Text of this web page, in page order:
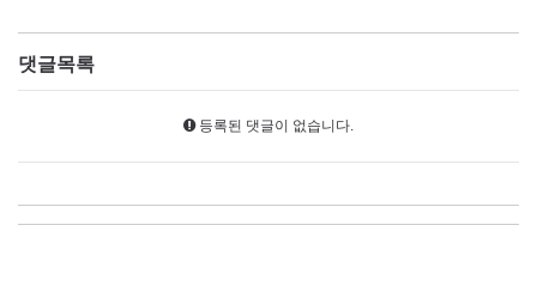
댓글목록
등록된 댓글이 없습니다.